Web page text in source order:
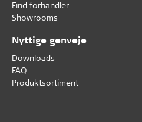
Find forhandler
Showrooms
Nyttige genveje
Downloads
FAQ
Produktsortiment